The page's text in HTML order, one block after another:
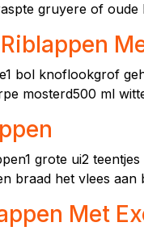
gruyere of
bol knoflookgrof
mosterd500 ml
grote ui2
braad het vlees
Met